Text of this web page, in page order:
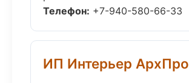
Телефон: +7-940-580-66-33
ИП Интерьер АрхПро